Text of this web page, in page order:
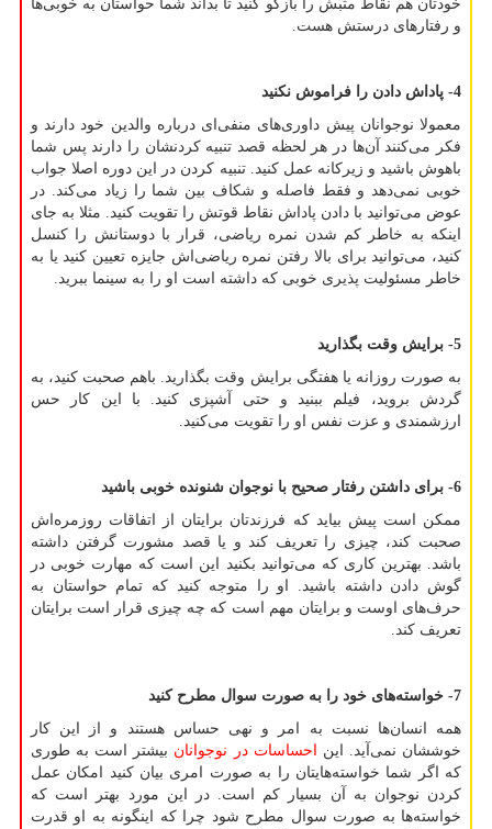
خودتان هم نقاط مثبش را بازگو کنید تا بداند شما حواستان به خوبی‌ها
و رفتارهای درستش هست.
4- پاداش دادن را فراموش نکنید
معمولا نوجوانان پیش داوری‌های منفی‌ای درباره والدین خود دارند و
فکر می‌کنند آن‌ها در هر لحظه قصد تنبیه کردنشان را دارند پس شما
باهوش باشید و زیرکانه عمل کنید. تنبیه کردن در این دوره اصلا جواب
خوبی نمی‌دهد و فقط فاصله و شکاف بین شما را زیاد می‌کند. در
عوض می‌توانید با دادن پاداش نقاط قوتش را تقویت کنید. مثلا به جای
اینکه به خاطر کم شدن نمره ریاضی، قرار با دوستانش را کنسل
کنید، می‌توانید برای بالا رفتن نمره ریاضی‌اش جایزه تعیین کنید یا به
خاطر مسئولیت پذیری خوبی که داشته است او را به سینما ببرید.
5- برایش وقت بگذارید
به صورت روزانه یا هفتگی برایش وقت بگذارید. باهم صحبت کنید، به
گردش بروید، فیلم ببنید و حتی آشپزی کنید. با این کار حس
ارزشمندی و عزت نفس او را تقویت می‌کنید.
6- برای داشتن رفتار صحیح با نوجوان شنونده خوبی باشید
ممکن است پیش بیاید که فرزندتان برایتان از اتفاقات روزمره‌اش
صحبت کند، چیزی را تعریف کند و یا قصد مشورت گرفتن داشته
باشد. بهترین کاری که می‌توانید بکنید این است که مهارت خوبی در
گوش دادن داشته باشید. او را متوجه کنید که تمام حواستان به
حرف‌های اوست و برایتان مهم است که چه چیزی قرار است برایتان
تعریف کند.
7- خواسته‌های خود را به صورت سوال مطرح کنید
همه انسان‌ها نسبت به امر و نهی حساس هستند و از این کار
خوششان نمی‌آید. این
احساسات در نوجوانان بیشتر است به طوری
که اگر شما خواسته‌هایتان را به صورت امری بیان کنید امکان عمل
کردن نوجوان به آن بسیار کم است. در این مورد بهتر است که
خواسته‌ها به صورت سوال مطرح شود چرا که اینگونه به او قدرت